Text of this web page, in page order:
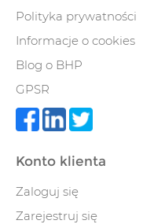
Polityka prywatności
Informacje o cookies
Blog o BHP
GPSR
Konto klienta
Zaloguj się
Zarejestruj się